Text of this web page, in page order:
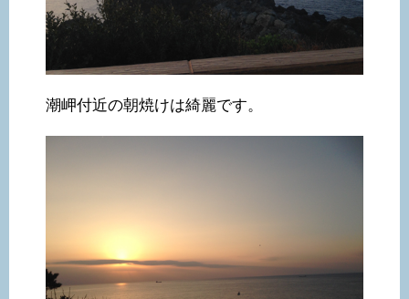
潮岬付近の朝焼けは綺麗です。